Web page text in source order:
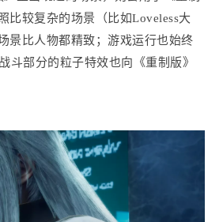
比较复杂的场景（比如Loveless大
景比人物都精致；游戏运行也始终
斗部分的粒子特效也向《重制版》